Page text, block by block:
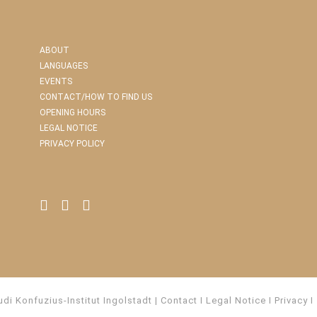
ABOUT
LANGUAGES
EVENTS
CONTACT/HOW TO FIND US
OPENING HOURS
LEGAL NOTICE
PRIVACY POLICY
Konfuzius-Institut Ingolstadt Contact I Legal Notice I PrivacyI